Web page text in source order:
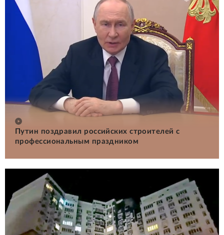
Путин поздравил российских строителей с
профессиональным праздником